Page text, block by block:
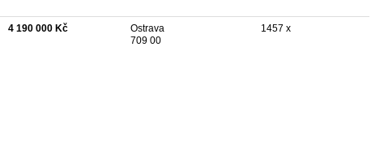
4 190 000 Kč
Ostrava
709 00
1457 x